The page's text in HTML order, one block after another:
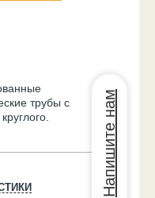
трубы с
Напишите нам